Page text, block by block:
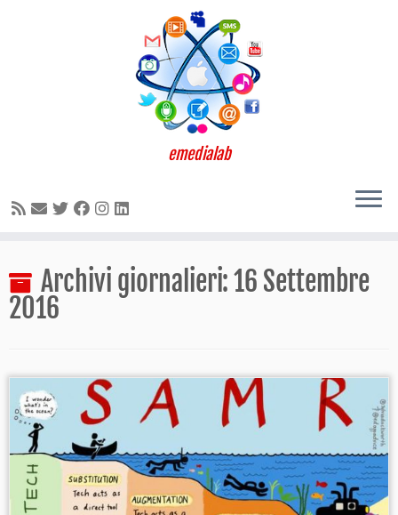
al
contenuto
emedialab
Archivi giornalieri:16 Settembre
2016